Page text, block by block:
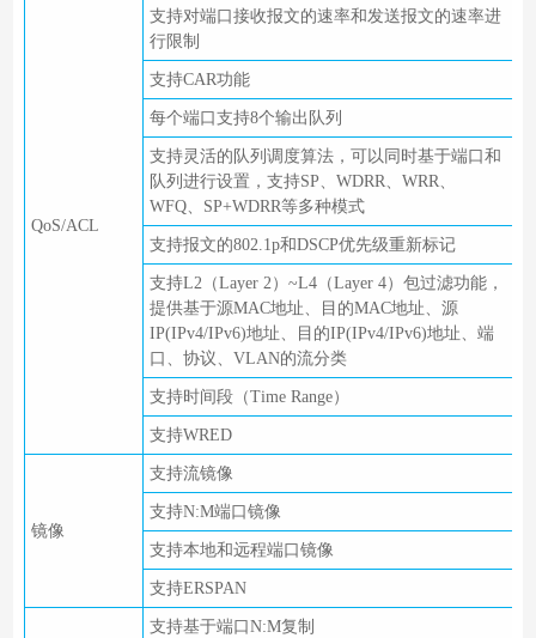
QoS/ACL
支持对端口接收报文的速率和发送报文的速率进
行限制
支持CAR功能
每个端口支持8个输出队列
支持灵活的队列调度算法，可以同时基于端口和
队列进行设置，支持SP、WDRR、WRR、
WFQ、SP+WDRR等多种模式
支持报文的802.1p和DSCP优先级重新标记
支持L2（Layer 2）~L4（Layer 4）包过滤功能，
提供基于源MAC地址、目的MAC地址、源
IP(IPv4/IPv6)地址、目的IP(IPv4/IPv6)地址、端
口、协议、VLAN的流分类
支持时间段（Time Range）
支持WRED
镜像
支持流镜像
支持N:M端口镜像
支持本地和远程端口镜像
支持ERSPAN
支持基于端口N:M复制